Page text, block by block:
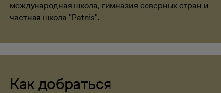
международная школа, гимназия северных стран и
частная школа "Patnis".
Как добраться